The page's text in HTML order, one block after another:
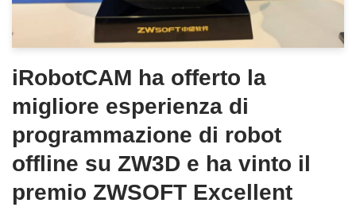
iRobotCAM ha offerto la
migliore esperienza di
programmazione di robot
offline su ZW3D e ha vinto il
premio ZWSOFT Excellent